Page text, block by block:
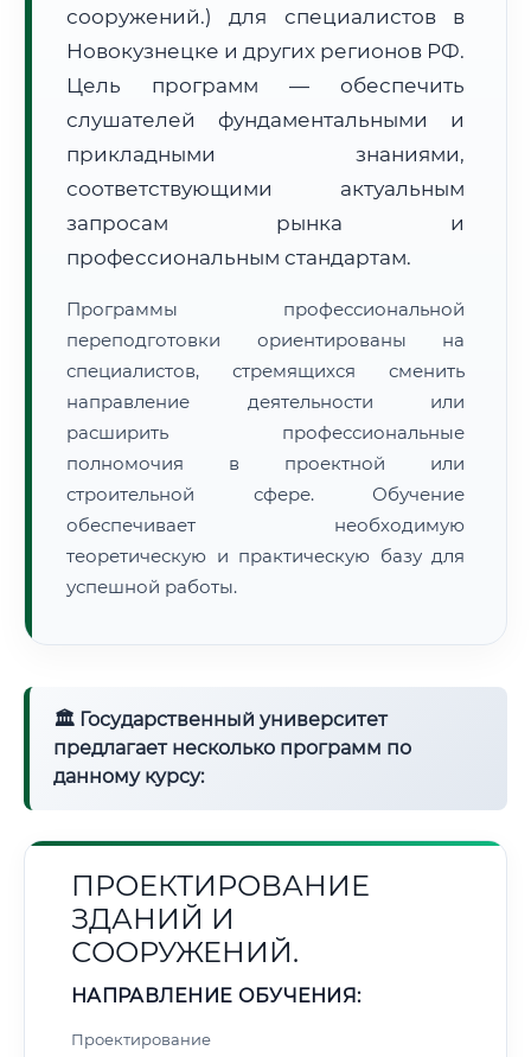
Расчет логистики оригиналов:
• Маршрут транзита:~307 км
• Экспресс-доставка СДЭК / Почтой:1–2 рабочих дня
📜 Документы и аккредитация
🔍Нажмите на документ для увеличения и просмотра
сооружений.) для специалистов в
Новокузнецке и других регионов РФ.
Цель программ — обеспечить
слушателей фундаментальными и
прикладными знаниями,
соответствующими актуальным
запросам рынка и
профессиональным стандартам.
Программы профессиональной
переподготовки ориентированы на
специалистов, стремящихся сменить
направление деятельности или
расширить профессиональные
полномочия в проектной или
строительной сфере. Обучение
обеспечивает необходимую
теоретическую и практическую базу для
успешной работы.
🏛 Государственный университет
предлагает несколько программ по
данному курсу:
ПРОЕКТИРОВАНИЕ
ЗДАНИЙ И
СООРУЖЕНИЙ.
НАПРАВЛЕНИЕ ОБУЧЕНИЯ:
Проектирование